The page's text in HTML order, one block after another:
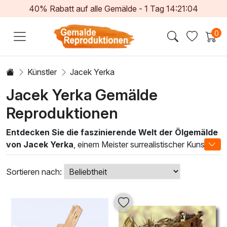
40% Rabatt auf alle Gemälde -1 Tag 14:21:02
0
Künstler Jacek Yerka
Jacek Yerka Gemälde
Reproduktionen
Entdecken Sie die faszinierende Welt der Ölgemälde
von Jacek Yerka , einem Meister surrealistischer Kunst,
der die Grenzen der Imagination mit lebendigen Farben und
detaillierten Kompositionen erweitert. Yerka schafft
traumhafte Szenarien, die den Betrachter in eine andere
Dimension entführen, wo Realität und Fantasie harmonisch
verschmelzen. Seine einzigartigen Techniken, geprägt von
feinem Pinselstrich und lebendigen Farbnuancen, verleihen
Sortieren nach: